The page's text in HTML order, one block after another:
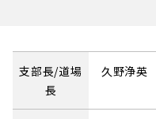
支部長/道場
長
久野浄英